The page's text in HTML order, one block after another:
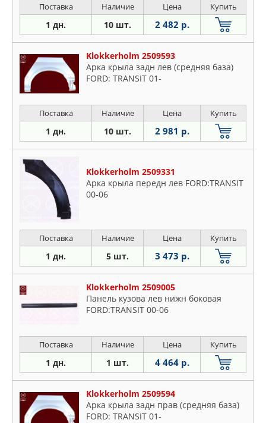
Поставка Наличие Цена Купить
1 дн. 10 шт. 2 482 р.
Klokkerholm 2509593
Арка крыла задн лев (средняя база)
FORD: TRANSIT 01-
Поставка Наличие Цена Купить
1 дн. 10 шт. 2 981 р.
Klokkerholm 2509331
Арка крыла передн лев FORD:TRANSIT
00-06
Поставка Наличие Цена Купить
1 дн. 5 шт. 3 473 р.
Klokkerholm 2509005
Панель кузова лев нижн боковая
FORD:TRANSIT 00-06
Поставка Наличие Цена Купить
1 дн. 1 шт. 4 464 р.
Klokkerholm 2509594
Арка крыла задн прав (средняя база)
FORD: TRANSIT 01-